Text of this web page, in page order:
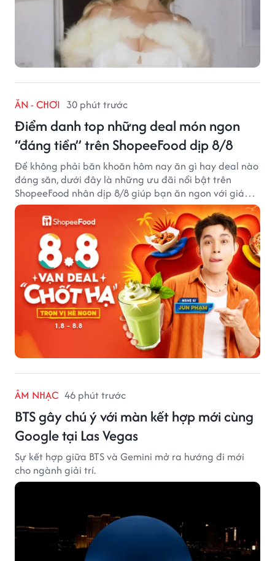
ĂN - CHƠI 30 phút trước
Điểm danh top những deal món ngon
“đáng tiền” trên ShopeeFood dịp 8/8
Để không phải băn khoăn hôm nay ăn gì hay deal nào
đáng săn, dưới đây là những ưu đãi nổi bật trên
ShopeeFood nhân dịp 8/8 giúp bạn ăn ngon với giá
hời mà không cần đắn đo.
ÂM NHẠC 46 phút trước
BTS gây chú ý với màn kết hợp mới cùng
Google tại Las Vegas
Sự kết hợp giữa BTS và Gemini mở ra hướng đi mới
cho ngành giải trí.